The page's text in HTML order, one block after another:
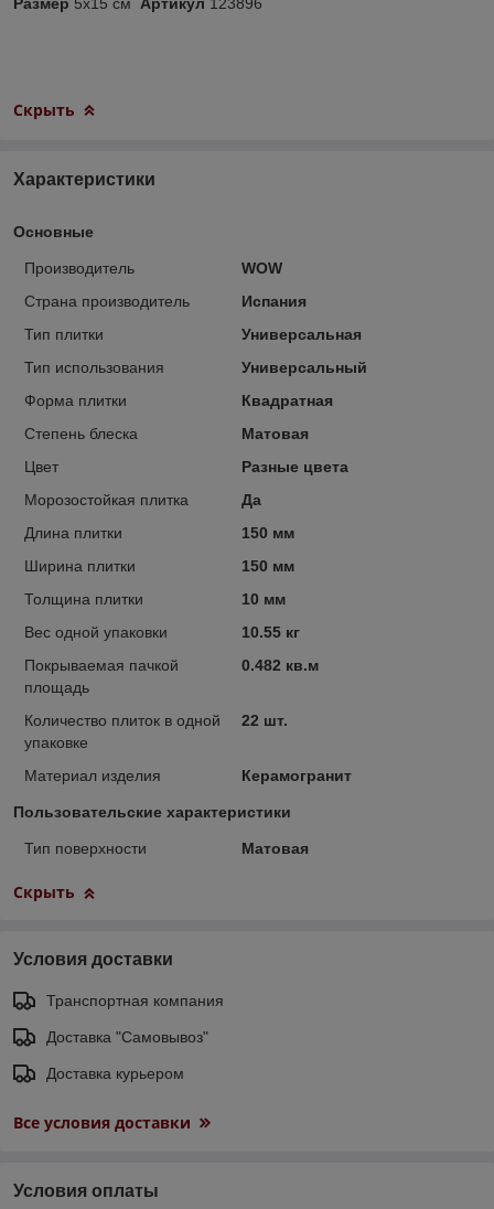
Скрыть
Характеристики
Основные
Производитель
WOW
Страна производитель
Испания
Тип плитки
Универсальная
Тип использования
Универсальный
Форма плитки
Квадратная
Степень блеска
Матовая
Цвет
Разные цвета
Морозостойкая плитка
Да
Длина плитки
150 мм
Ширина плитки
150 мм
Толщина плитки
10 мм
Вес одной упаковки
10.55 кг
Покрываемая пачкой
площадь
0.482 кв.м
Количество плиток в одной
упаковке
22 шт.
Материал изделия Керамогранит
Пользовательские характеристики
Тип поверхности Матовая
Скрыть
Условия доставки
Транспортная компания
Доставка "Самовывоз"
Доставка курьером
Все условия доставки
Условия оплаты